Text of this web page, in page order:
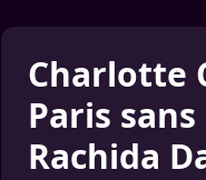
Charlotte
Paris
Rachida